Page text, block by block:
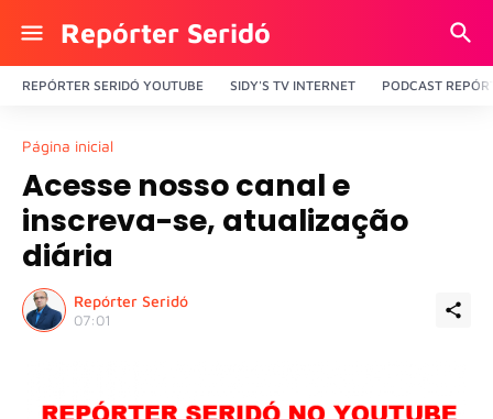
Repórter Seridó
REPÓRTER SERIDÓ YOUTUBE SIDY'S TV INTERNET PODCAST
Página inicial
Acesse nosso canal e
inscreva-se, atualização
diária
Repórter Seridó
07:01